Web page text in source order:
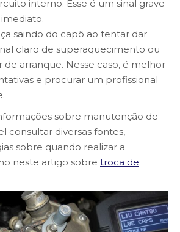
interno. Esse é um sinal grave
saindo do capô ao tentar dar
claro de superaquecimento ou
arranque. Nesse caso, é melhor
e procurar um profissional
sobre manutenção de
consultar diversas fontes,
sobre quando realizar a
neste artigo sobre troca de